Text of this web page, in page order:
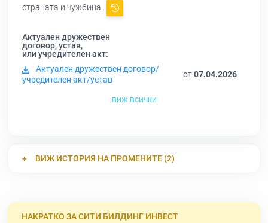
страната и чужбина.
Актуален дружествен
договор, устав,
или учредителен акт:
Актуален дружествен договор/
учредителен акт/устав
от07.04.2026
виж всички
ВИЖ ИСТОРИЯ НА ПРОМЕНИТЕ (2)
НАКРАТКО ЗА СИТИ БИЛДИНГ ИНВЕСТ